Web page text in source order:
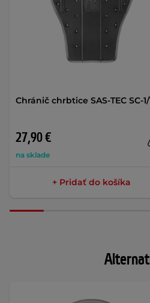
Chránič chrbtice SAS-TEC SC-1/
27,90 €
na sklade
+ Pridať do košíka